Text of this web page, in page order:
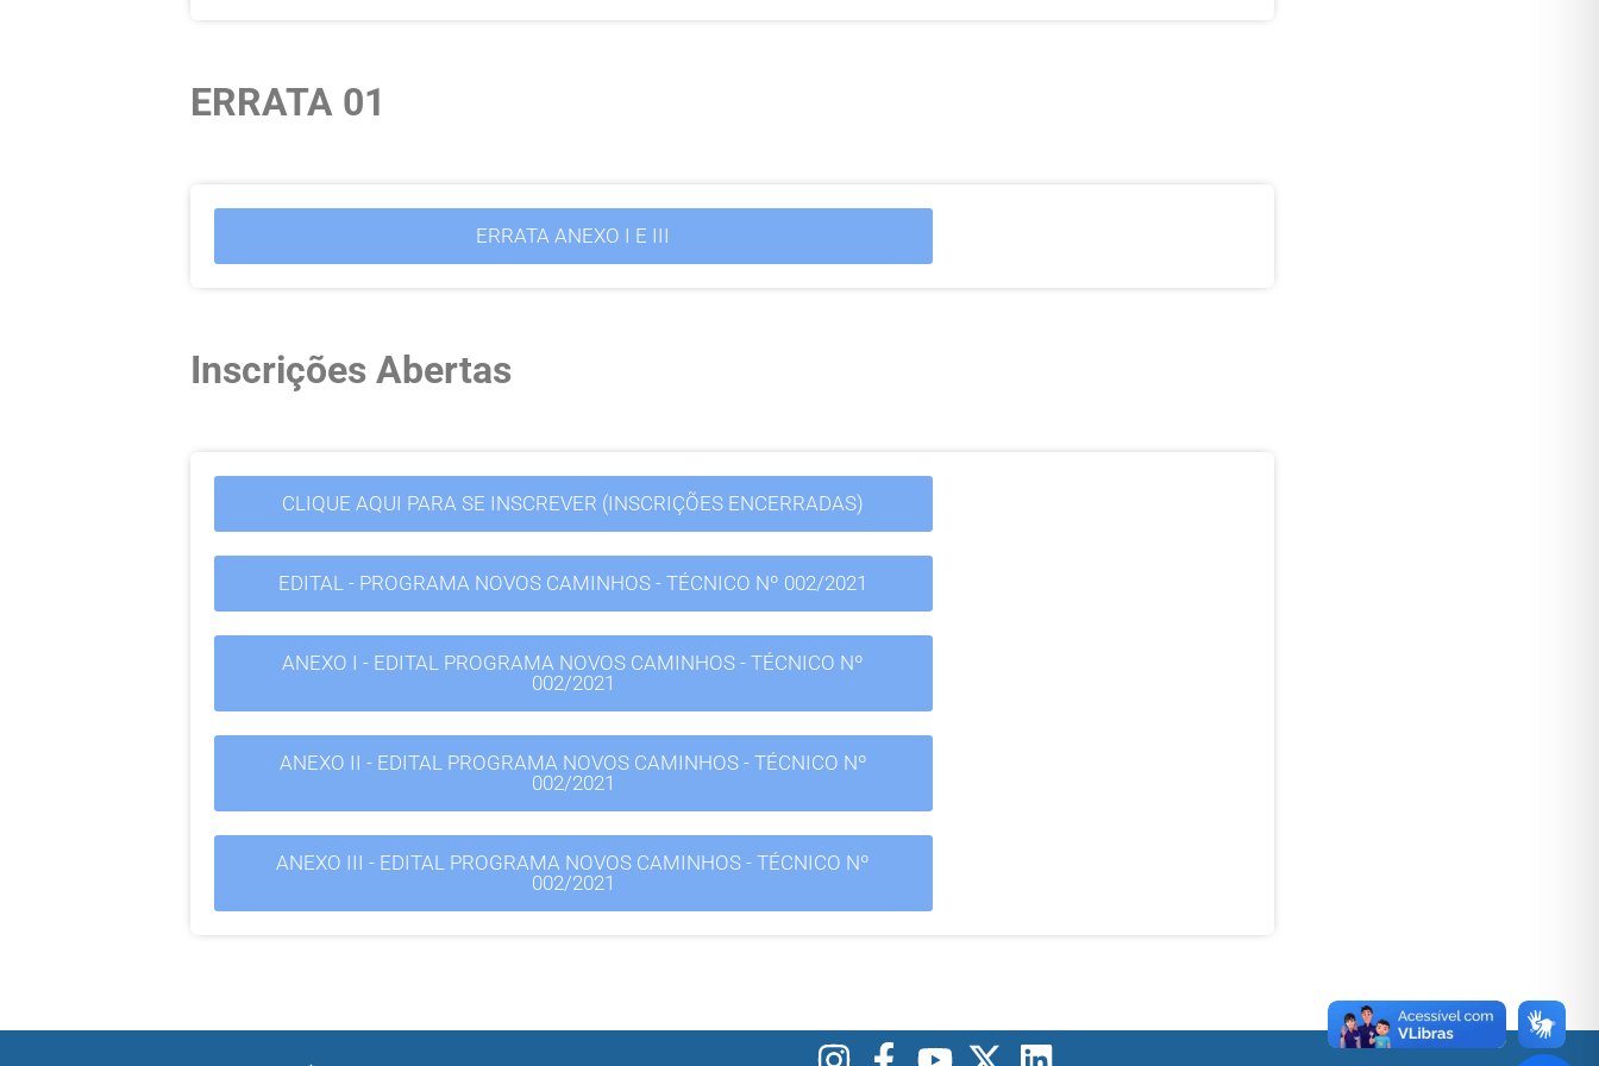
ERRATA 01
ERRATA ANEXO I E III
Inscrições Abertas
CLIQUE AQUI PARA SE INSCREVER (INSCRIÇÕES ENCERRADAS)
EDITAL - PROGRAMA NOVOS CAMINHOS - TÉCNICO Nº 002/2021
ANEXO I - EDITAL PROGRAMA NOVOS CAMINHOS - TÉCNICO Nº
002/2021
ANEXO II - EDITAL PROGRAMA NOVOS CAMINHOS - TÉCNICO Nº
002/2021
ANEXO III - EDITAL PROGRAMA NOVOS CAMINHOS - TÉCNICO Nº
002/2021